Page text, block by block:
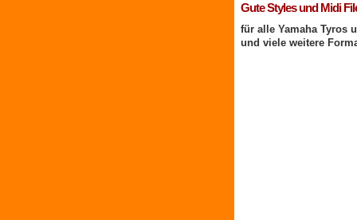
Gute Styles und Midi
für alle Yamaha Tyros
und viele weitere